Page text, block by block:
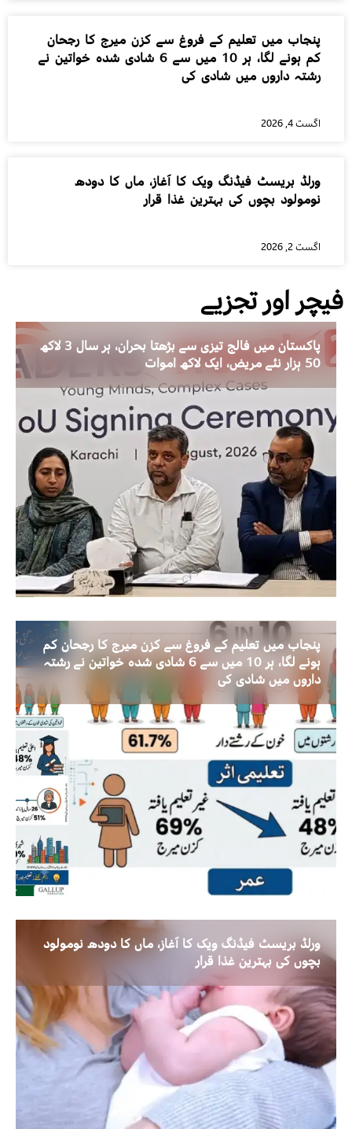
پنجاب میں تعلیم کے فروغ سے کزن میرج کا رجحان
کم ہونے لگا، ہر 10 میں سے 6 شادی شدہ خواتین نے
رشتہ داروں میں شادی کی
اگست 4, 2026
ورلڈ بریسٹ فیڈنگ ویک کا آغاز، ماں کا دودھ
نومولود بچوں کی بہترین غذا قرار
اگست 2, 2026
فیچر اور تجزیے
پاکستان میں فالج تیزی سے بڑھتا بحران، ہر سال 3 لاکھ
50 ہزار نئے مریض، ایک لاکھ اموات
پنجاب میں تعلیم کے فروغ سے کزن میرج کا رجحان کم
ہونے لگا، ہر 10 میں سے 6 شادی شدہ خواتین نے رشتہ
داروں میں شادی کی
ورلڈ بریسٹ فیڈنگ ویک کا آغاز، ماں کا دودھ نومولود
بچوں کی بہترین غذا قرار